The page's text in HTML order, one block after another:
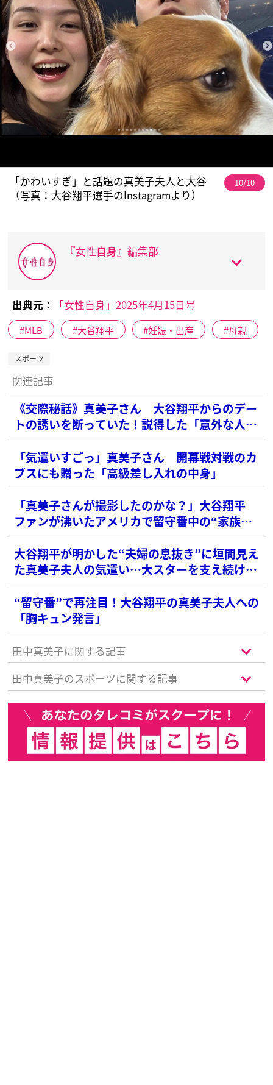
「かわいすぎ」と話題の真美子夫人と大谷
（写真：大谷翔平選手のInstagramより）
10/10
『女性自身』編集部
出典元： 「女性自身」2025年4月15日号
MLB 大谷翔平 妊娠・出産 母親
スポーツ
関連記事
《交際秘話》真美子さん 大谷翔平からのデー
トの誘いを断っていた！説得した「意外な人
物」
「気遣いすごっ」真美子さん 開幕戦対戦のカ
ブスにも贈った「高級差し入れの中身」
「真美子さんが撮影したのかな？」大谷翔平
ファンが沸いたアメリカで留守番中の“家族写
真”
大谷翔平が明かした“夫婦の息抜き”に垣間見え
た真美子夫人の気遣い…大スターを支え続ける
「内助の功」精神
“留守番”で再注目！大谷翔平の真美子夫人への
「胸キュン発言」
田中真美子に関する記事
田中真美子のスポーツに関する記事